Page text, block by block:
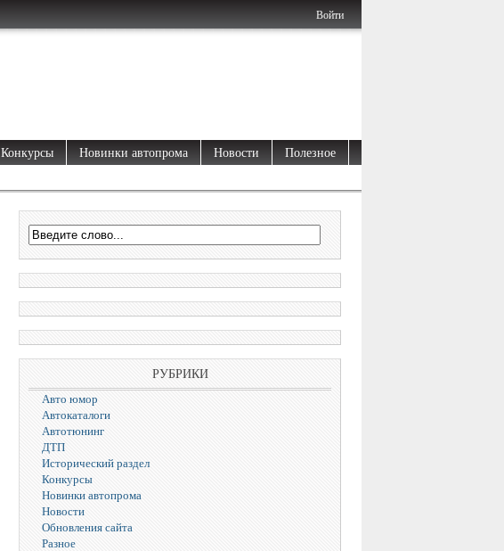
Войти
Конкурсы Новинки автопрома Новости Полезное
РУБРИКИ
Авто юмор
Автокаталоги
Автотюнинг
ДТП
Исторический раздел
Конкурсы
Новинки автопрома
Новости
Обновления сайта
Разное